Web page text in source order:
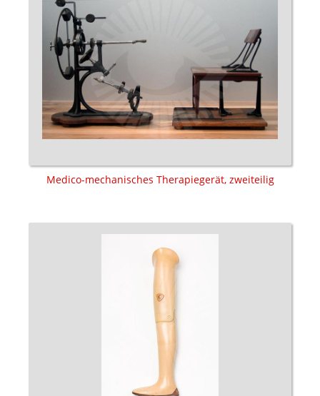
Medico-mechanisches Therapiegerät, zweiteilig